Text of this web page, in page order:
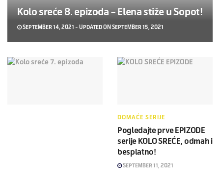
Kolo sreće 8. epizoda – Elena stiže u Sopot!
SEPTEMBER 14, 2021 - UPDATED ON SEPTEMBER 15, 2021
DOMAĆE SERIJE
Pogledajte prve EPIZODE
serije KOLO SREĆE, odmah i
besplatno!
SEPTEMBER 11, 2021